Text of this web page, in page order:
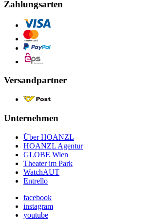
Zahlungsarten
Versandpartner
Unternehmen
Über HOANZL
HOANZL Agentur
GLOBE Wien
Theater im Park
WatchAUT
Entrello
facebook
instagram
youtube